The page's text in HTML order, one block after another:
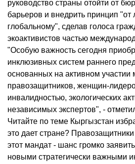
руководство страны отойти от
барьеров и внедрить принцип "от
глобальному", сделав голоса
экоактивистов частью
"Особую важность сегодня
инклюзивных систем раннего
основанных на активном участии
правозащитников, женщин-
инвалидностью, экологических
независимых экспертов", -
Читайте по теме Кыргызстан
это дает стране?
этот мандат - шанс громко
новыми стратегически важными